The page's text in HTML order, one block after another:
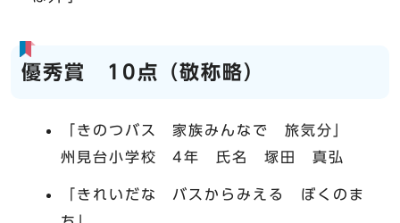
優秀賞 10点（敬称略）
「きのつバス 家族みんなで 旅気分」
州見台小学校 4年 氏名 塚田 真弘
「きれいだな バスからみえる ぼくのま